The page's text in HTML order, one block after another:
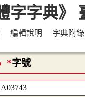
編輯說明 字典附錄
*字號